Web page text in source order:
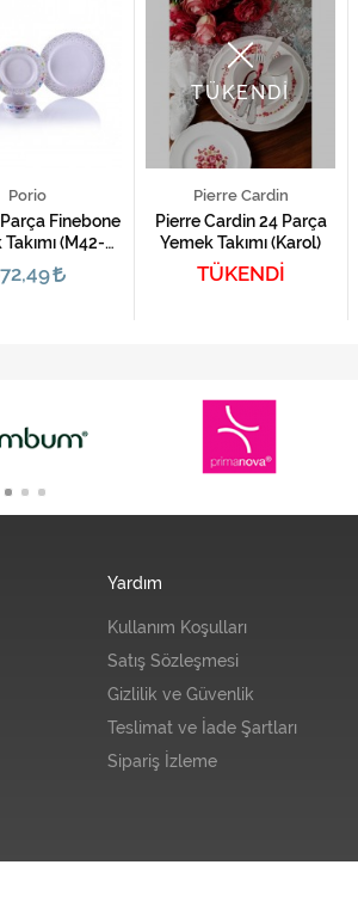
Porio
Finebone
(M42-
TÜKENDİ
Pierre Cardin
Pierre Cardin 24 Parça
Yemek Takımı (Karol)
TÜKENDİ
Yardım
Kullanım Koşulları
Satış Sözleşmesi
Gizlilik ve Güvenlik
Teslimat ve İade Şartları
Sipariş İzleme